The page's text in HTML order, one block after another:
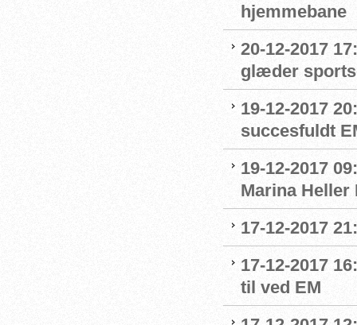
hjemmebane
20-12-2017
glæder
19-12-2017
succesfuldt
19-12-2017
Marina Heller
17-12-2017
17-12-2017
til ved EM